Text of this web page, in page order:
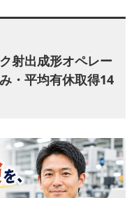
射出成形オペレー
・平均有休取得14